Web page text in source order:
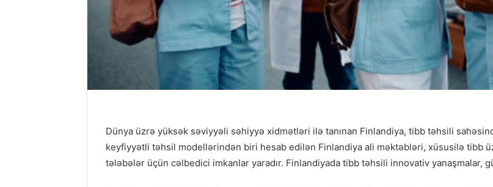
Dünya üzrə yüksək səviyyəli səhiyyə xidmətləri ilə tanınan Finlandiya, tibb təhsili
keyfiyyətli təhsil modellərindən biri hesab edilən Finlandiya ali məktəbləri, xüsusilə tibb
tələbələr üçün cəlbedici imkanlar yaradır. Finlandiyada tibb təhsili innovativ yanaşmalar,